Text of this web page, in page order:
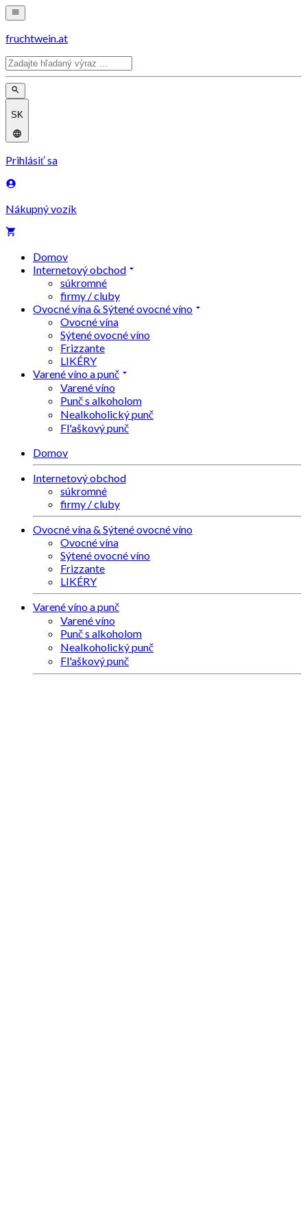
fruchtwein.at
SK
Prihlásiť sa
Nákupný vozík
Domov
Internetový obchod
súkromné
firmy / cluby
Ovocné vína & Sýtené ovocné víno
Ovocné vína
Sýtené ovocné víno
Frizzante
LIKÉRY
Varené víno a punč
Varené víno
Punč s alkoholom
Nealkoholický punč
Fl'aškový punč
Domov
Internetový obchod
súkromné
firmy / cluby
Ovocné vína & Sýtené ovocné víno
Ovocné vína
Sýtené ovocné víno
Frizzante
LIKÉRY
Varené víno a punč
Varené víno
Punč s alkoholom
Nealkoholický punč
Fl'aškový punč